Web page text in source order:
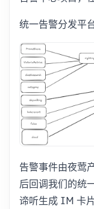
统一告警分发平
告警事件由夜莺
后回调我们的统
谛听生成 IM 卡